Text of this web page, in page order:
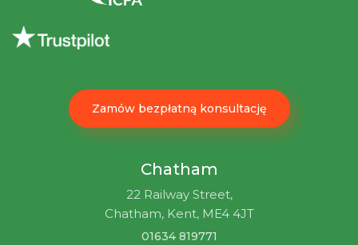
Zamów bezpłatną konsultację
Chatham
22 Railway Street,
Chatham, Kent, ME4 4JT
01634 819771